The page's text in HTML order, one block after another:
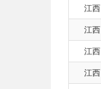
江西
江西
江西
江西